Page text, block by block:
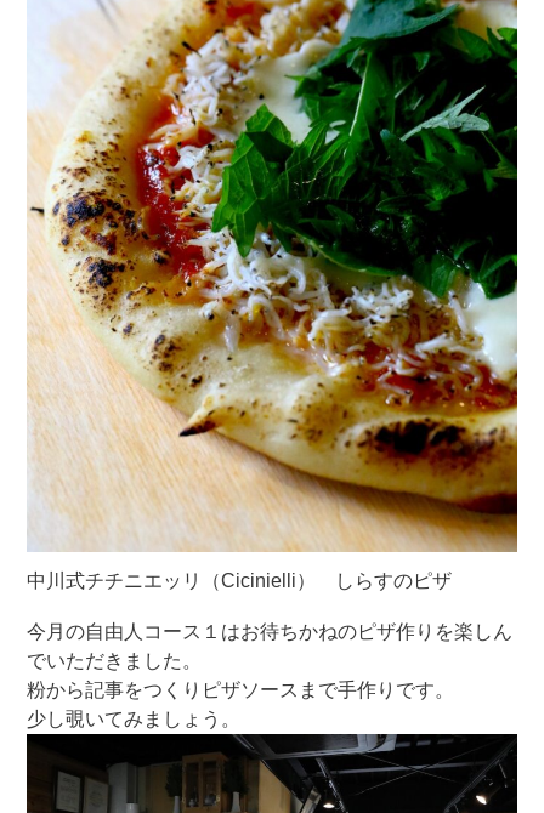
中川式チチニエッリ（Cicinielli） しらすのピザ
今月の自由人コース１はお待ちかねのピザ作りを楽しん
でいただきました。
粉から記事をつくりピザソースまで手作りです。
少し覗いてみましょう。